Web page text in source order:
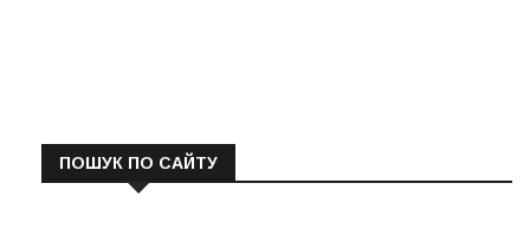
ПОШУК ПО САЙТУ